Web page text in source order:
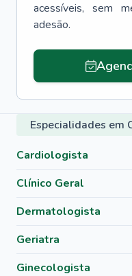
acessíveis, sem
adesão.
Especialidades em
Cardiologista
Clínico Geral
Dermatologista
Geriatra
Ginecologista